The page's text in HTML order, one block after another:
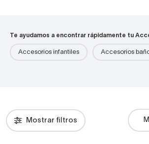
Te ayudamos a encontrar rápidamente tu
Accesorios infantiles Accesorios
Mostrar filtros